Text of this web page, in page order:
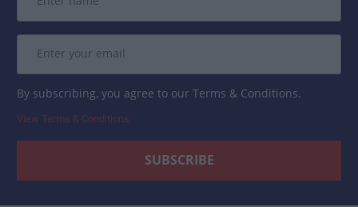
By subscribing, you agree to our Terms & Conditions.
View Terms & Conditions